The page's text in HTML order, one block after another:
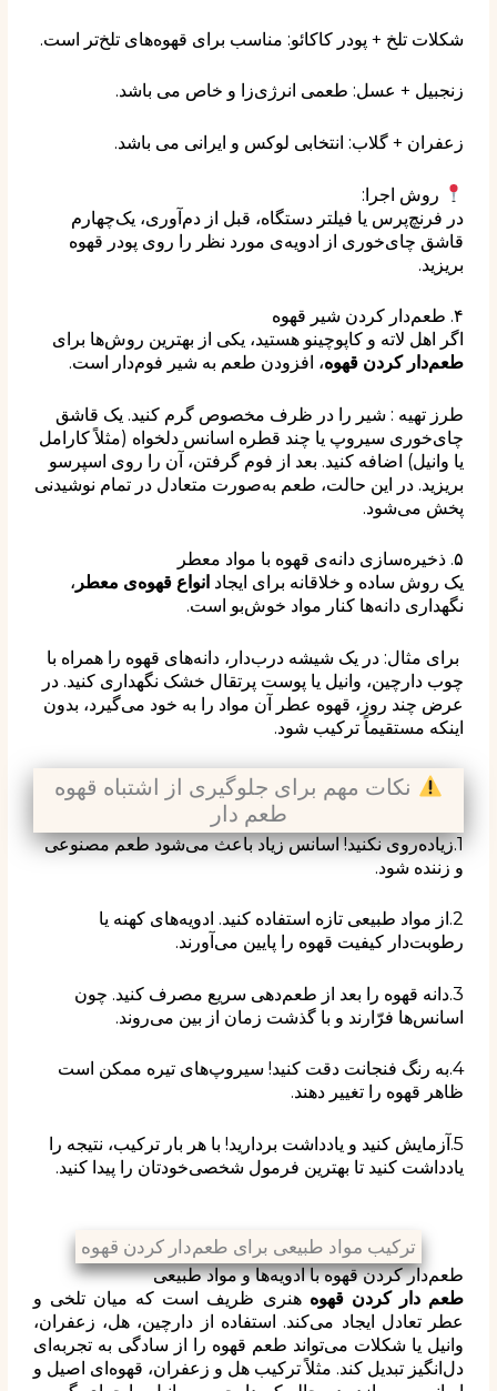
شکلات تلخ + پودر کاکائو: مناسب برای قهوه‌های تلخ‌تر است.
زنجبیل + عسل: طعمی انرژی‌زا و خاص می باشد.
زعفران + گلاب: انتخابی لوکس و ایرانی می باشد.
روش اجرا:
در فرنچ‌پرس یا فیلتر دستگاه، قبل از دم‌آوری، یک‌چهارم
قاشق چای‌خوری از ادویه‌ی مورد نظر را روی پودر قهوه
بریزید.
اگر اهل لاته و کاپوچینو هستید، یکی از بهترین روش‌ها برای
طعم‌دار کردن قهوه، افزودن طعم به شیر فوم‌دار است.
طرز تهیه : شیر را در ظرف مخصوص گرم کنید. یک قاشق
چای‌خوری سیروپ یا چند قطره اسانس دلخواه (مثلاً کارامل
یا وانیل) اضافه کنید. بعد از فوم گرفتن، آن را روی اسپرسو
بریزید. در این حالت، طعم به‌صورت متعادل در تمام نوشیدنی
پخش می‌شود.
یک روش ساده و خلاقانه برای ایجادانواع قهوه‌ی معطر،
نگهداری دانه‌ها کنار مواد خوش‌بو است.
برای مثال: در یک شیشه درب‌دار، دانه‌های قهوه را همراه با
چوب دارچین، وانیل یا پوست پرتقال خشک نگهداری کنید.در
عرض چند روز، قهوه عطر آن مواد را به خود می‌گیرد، بدون
اینکه مستقیماً ترکیب شود.
نکات مهم برای جلوگیری از اشتباه قهوه
طعم دار
1.زیاده‌روی نکنید! اسانس زیاد باعث می‌شود طعم مصنوعی
و زننده شود.
2.از مواد طبیعی تازه استفاده کنید. ادویه‌های کهنه یا
رطوبت‌دار کیفیت قهوه را پایین می‌آورند.
3.دانه قهوه را بعد از طعم‌دهی سریع مصرف کنید. چون
اسانس‌ها فرّارند و با گذشت زمان از بین می‌روند.
4.به رنگ فنجانت دقت کنید! سیروپ‌های تیره ممکن است
ظاهر قهوه را تغییر دهند.
5.آزمایش کنید و یادداشت بردارید! با هر بار ترکیب، نتیجه را
یادداشت کنید تا بهترین فرمول شخصی‌خودتان را پیدا کنید.
ترکیب مواد طبیعی برای طعم‌دار کردن قهوه
طعم‌دار کردن قهوه با ادویه‌ها و مواد طبیعی
طعم دار کردن قهوههنری ظریف است که میان تلخی و
عطر تعادل ایجاد می‌کند. استفاده از دارچین، هل، زعفران،
وانیل یا شکلات می‌تواند طعم قهوه را از سادگی به تجربه‌ای
دل‌انگیز تبدیل کند. مثلاً ترکیب هل و زعفران، قهوه‌ای اصیل و